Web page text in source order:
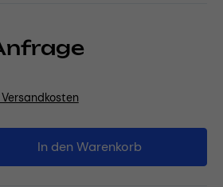
Gib den gewünschten
In den Warenkorb